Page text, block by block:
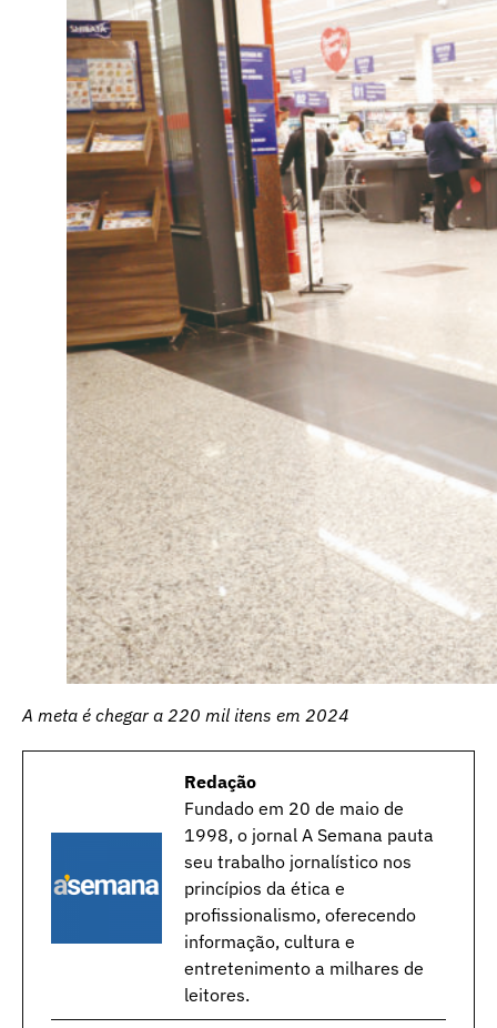
A meta é chegar a 220 mil itens em 2024
Redação
Fundado em 20 de maio de
1998, o jornal A Semana pauta
seu trabalho jornalístico nos
princípios da ética e
profissionalismo, oferecendo
informação, cultura e
entretenimento a milhares de
leitores.